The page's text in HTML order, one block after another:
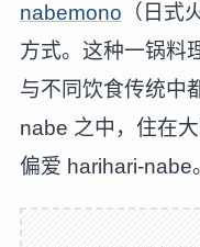
nabemono （日式
方式。这种一锅料
与不同饮食传统中
nabe 之中，住在
偏爱 harihari-nabe